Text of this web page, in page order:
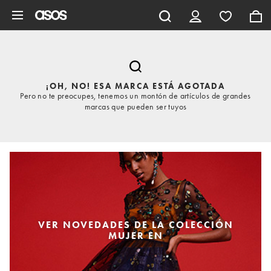
¡OH, NO! ESA MARCA ESTÁ AGOTADA
Pero no te preocupes, tenemos un montón de artículos de grandes
marcas que pueden ser tuyos
VER NOVEDADES DE LA COLECCIÓN
MUJER EN